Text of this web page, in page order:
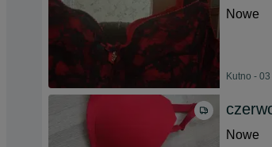
Nowe
Kutno -
Nowe